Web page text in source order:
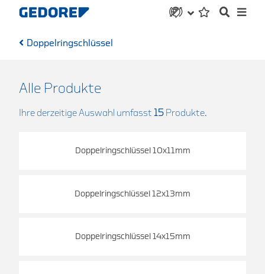
Doppelringschlüssel
Alle Produkte
Ihre derzeitige Auswahl umfasst 15 Produkte.
Doppelringschlüssel 10x11mm
Doppelringschlüssel 12x13mm
Doppelringschlüssel 14x15mm